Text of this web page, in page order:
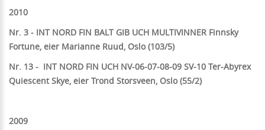
2010
Nr. 3 - INT NORD FIN BALT GIB UCH MULTIVINNER Finnsky
Fortune, eier Marianne Ruud, Oslo (103/5)
Nr. 13 - INT NORD FIN UCH NV-06-07-08-09 SV-10 Ter-Abyrex
Quiescent Skye, eier Trond Storsveen, Oslo(55/2)
2009